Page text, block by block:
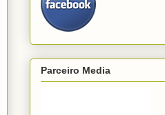
Parceiro Media